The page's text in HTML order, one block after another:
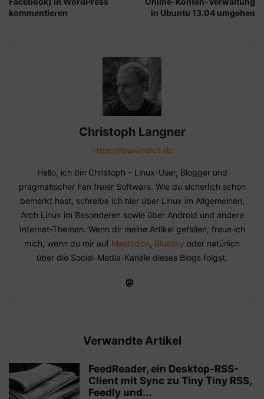
kommentieren
in Ubuntu 13.04 umgehen
Christoph Langner
https://linuxundich.de
Hallo, ich bin Christoph – Linux-User, Blogger und
pragmatischer Fan freier Software. Wie du sicherlich schon
bemerkt hast, schreibe ich hier über Linux im Allgemeinen,
Arch Linux im Besonderen sowie über Android und andere
Internet-Themen. Wenn dir meine Artikel gefallen, freue ich
mich, wenn du mir auf Mastodon Bluesky oder natürlich
über die Social-Media-Kanäle dieses Blogs folgst.
Verwandte Artikel
FeedReader, ein Desktop-RSS-
Client mit Sync zu Tiny Tiny RSS,
Feedly und...